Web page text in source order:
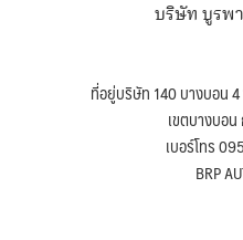
บริษัท บูรพ
ที่อยู่บริษัท 140 บางบอน
เขตบางบอ
เบอร์โทร
BRP